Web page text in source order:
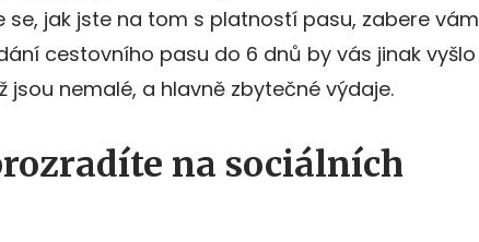
se, jak jste na tom s platností pasu, zabere vám
cestovního pasu do 6 dnů by vás jinak vyšlo
jsou nemalé, a hlavně zbytečné výdaje.
na sociálních